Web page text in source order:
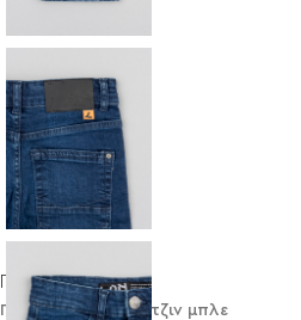
Περιγραφή
Παντελόνι LOSAN τζιν μπλε